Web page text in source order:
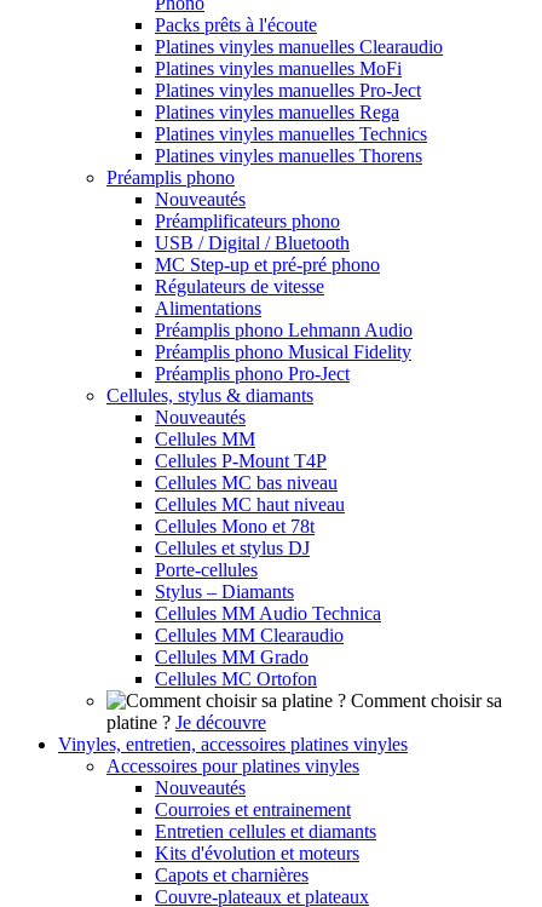
Packs prêts à l'écoute
Platines vinyles manuelles Clearaudio
Platines vinyles manuelles MoFi
Platines vinyles manuelles Pro-Ject
Platines vinyles manuelles Rega
Platines vinyles manuelles Technics
Platines vinyles manuelles Thorens
Préamplis phono
Nouveautés
Préamplificateurs phono
USB / Digital / Bluetooth
MC Step-up et pré-pré phono
Régulateurs de vitesse
Alimentations
Préamplis phono Lehmann Audio
Préamplis phono Musical Fidelity
Préamplis phono Pro-Ject
Cellules, stylus & diamants
Nouveautés
Cellules MM
Cellules P-Mount T4P
Cellules MC bas niveau
Cellules MC haut niveau
Cellules Mono et 78t
Cellules et stylus DJ
Porte-cellules
Stylus – Diamants
Cellules MM Audio Technica
Cellules MM Clearaudio
Cellules MM Grado
Cellules MC Ortofon
Comment choisir sa
platine ? Je découvre
Vinyles, entretien, accessoires platines vinyles
Accessoires pour platines vinyles
Nouveautés
Courroies et entrainement
Entretien cellules et diamants
Kits d'évolution et moteurs
Capots et charnières
Couvre-plateaux et plateaux